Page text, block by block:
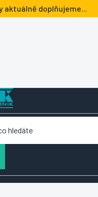
aktuálně doplňujeme...